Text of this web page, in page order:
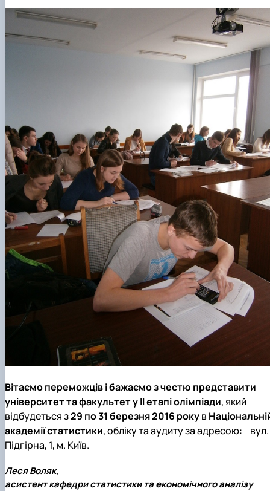
Вітаємо переможців і бажаємо з честю представити
університет та факультет у ІІ етапі олімпіади, який
відбудеться з29 по 31 березня 2016 рокув
академії статистики, обліку та аудиту за адресою: вул.
Підгірна, 1, м. Київ.
Леся Воляк,
асистент кафедри статистики та економічного аналізу